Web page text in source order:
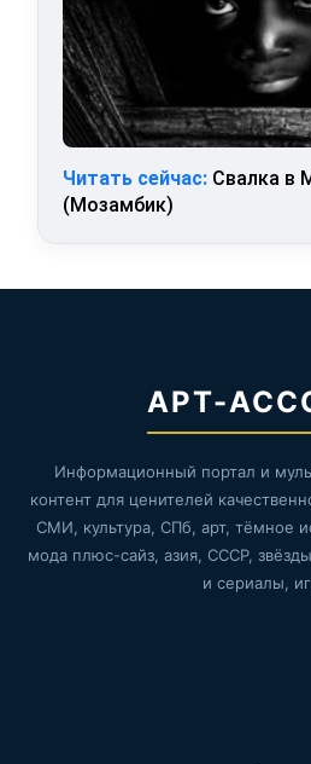
Читать сейчас: Свалка в
(Мозамбик)
АРТ-
Информационный портал и
контент для ценителей
СМИ, культура, СПб, арт, тёмное
мода плюс-сайз, азия, СССР,
и сериалы,